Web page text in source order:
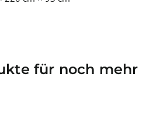
für noch mehr